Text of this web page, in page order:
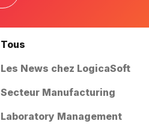
Tous
Les News chez LogicaSoft
Secteur Manufacturing
Laboratory Management